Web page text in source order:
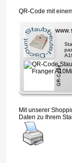
QR-Code mit
Mit unserer
Daten zu Ihrem